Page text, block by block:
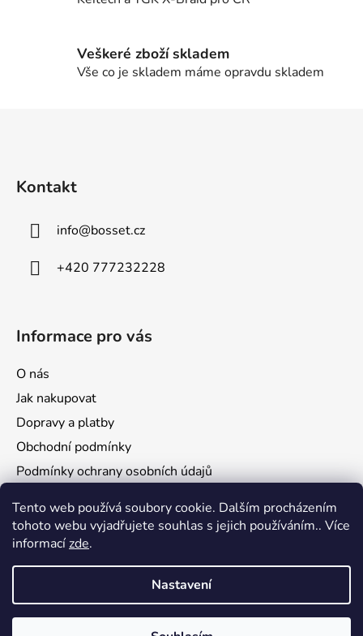
Tento web používá soubory cookie. Dalším procházením
tohoto webu vyjadřujete souhlas s jejich používáním.. Více
informacízde.
Nastavení
y
p
i
Veškeré zboží skladem
Vše co je skladem máme opravdu skladem
Kontakt
info@bosset.cz
+420 777232228
Informace pro vás
O nás
Jak nakupovat
Dopravy a platby
Obchodní podmínky
Podmínky ochrany osobních údajů